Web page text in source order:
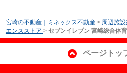
宮崎の不動産｜ミネックス不動産 > 周辺施設
エンスストア > セブンイレブン 宮崎総合体
ページトッ